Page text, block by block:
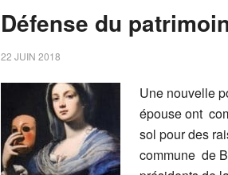
Défense du
22 JUIN 2018
Une nouvelle
épouse ont
sol pour des
commune de